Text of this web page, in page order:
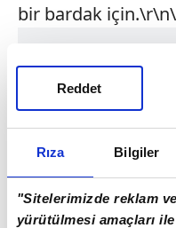
Rıza Bilgiler
"Sitelerimizde reklam
yürütülmesi amaçları
Reddet
bir bardak